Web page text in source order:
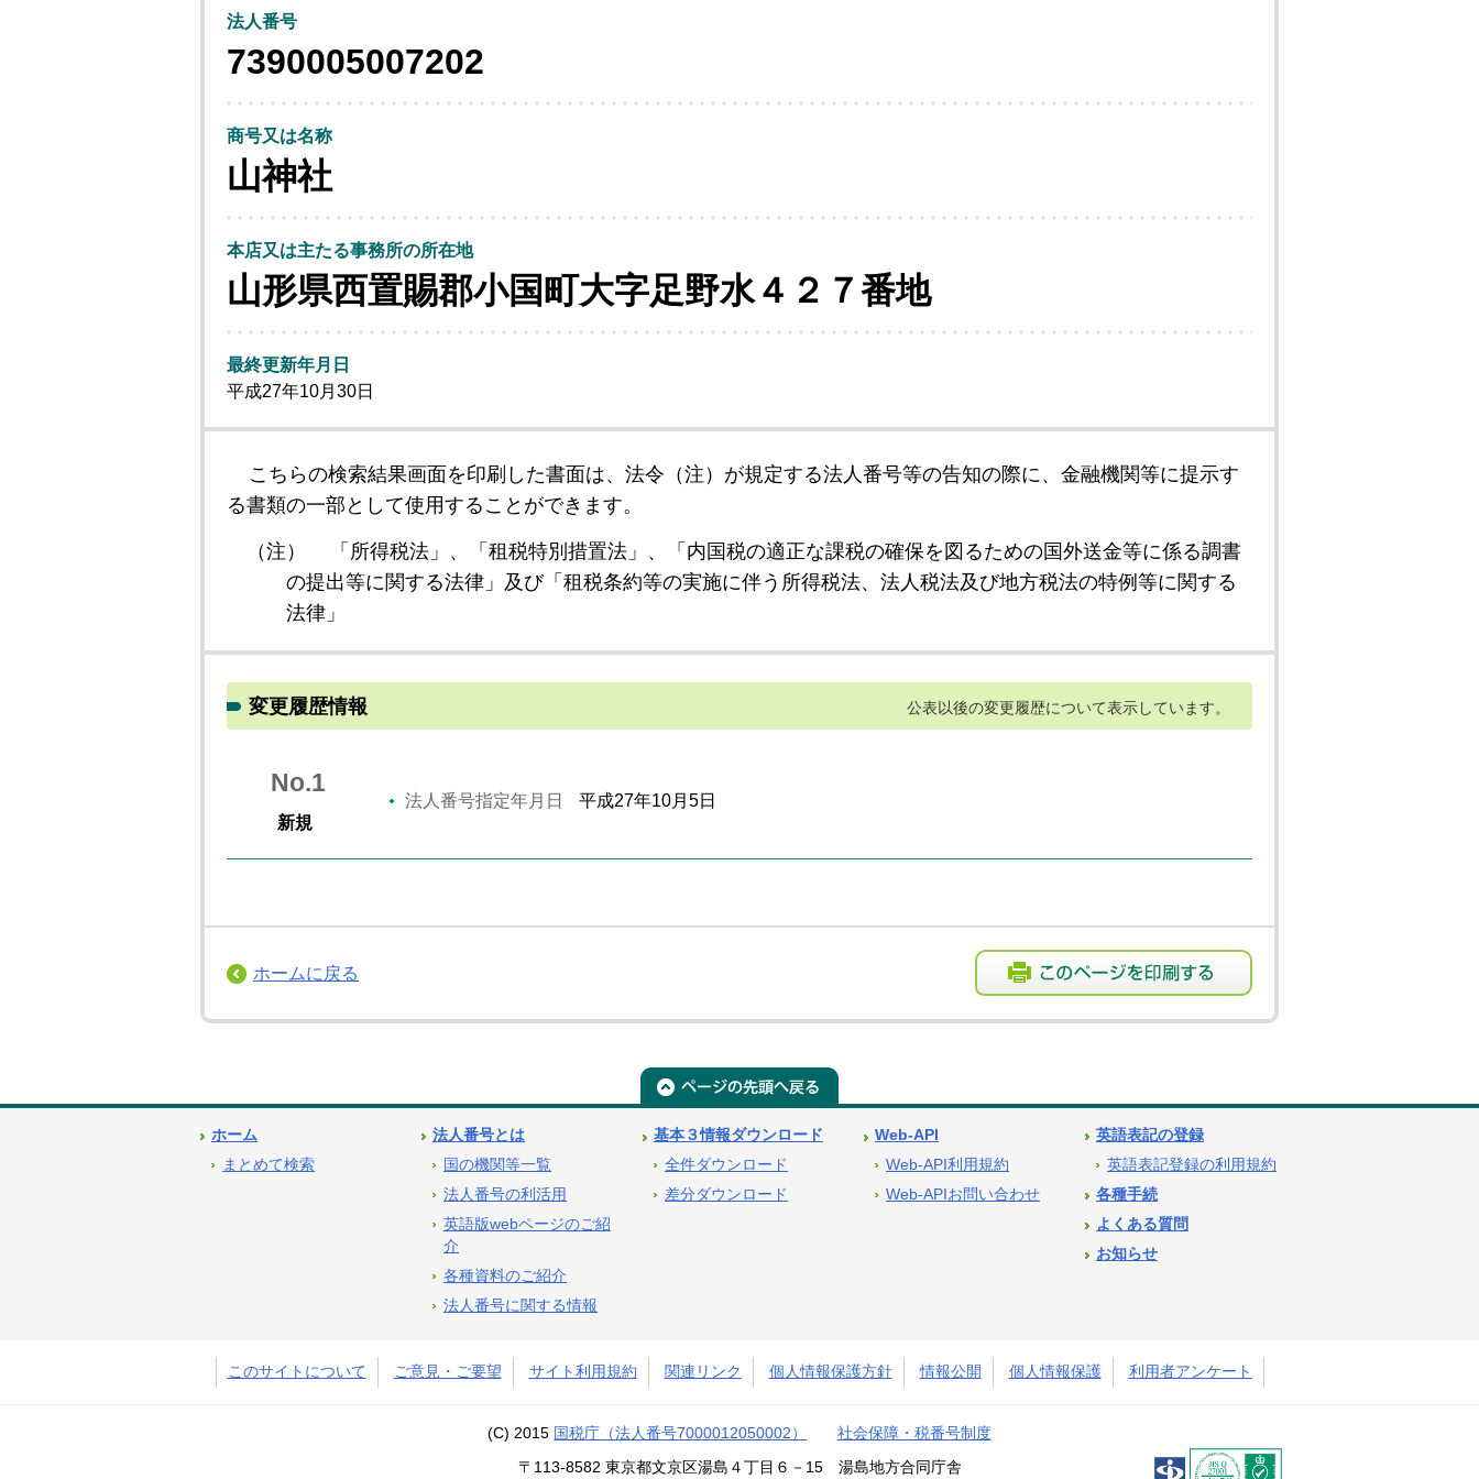
法人番号
7390005007202
商号又は名称
山神社
本店又は主たる事務所の所在地
山形県西置賜郡小国町大字足野水４２７番地
最終更新年月日
平成27年10月30日
こちらの検索結果画面を印刷した書面は、法令（注）が規定する法人番号等の告知の際に、金融機関等に提示す
る書類の一部として使用することができます。
（注）
「所得税法」、「租税特別措置法」、「内国税の適正な課税の確保を図るための国外送金等に係る調書
の提出等に関する法律」及び「租税条約等の実施に伴う所得税法、法人税法及び地方税法の特例等に関する
法律」
変更履歴情報 公表以後の変更履歴について表示しています。
No.1
新規
法人番号指定年月日 平成27年10月5日
ホームに戻る
ホーム
まとめて検索
法人番号とは
国の機関等一覧
法人番号の利活用
英語版webページのご紹
介
各種資料のご紹介
法人番号に関する情報
基本３情報ダウンロード
全件ダウンロード
差分ダウンロード
Web-API
Web-API利用規約
Web-APIお問い合わせ
英語表記の登録
英語表記登録の利用規約
各種手続
よくある質問
お知らせ
このサイトについて ご意見・ご要望 サイト利用規約 関連リンク 個人情報保護方針 情報公開 個人情報保護 利用者アンケート
(C) 2015 国税庁（法人番号7000012050002） 社会保障・税番号制度
〒113-8582 東京都文京区湯島４丁目６－15 湯島地方合同庁舎